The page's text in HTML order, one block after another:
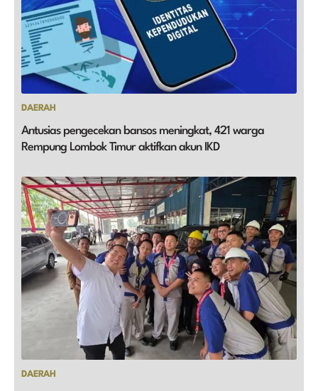
DAERAH
Antusias pengecekan bansos meningkat, 421 warga
Rempung Lombok Timur aktifkan akun IKD
DAERAH